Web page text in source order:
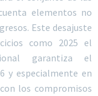
elementos no
Este desajuste
como 2025 el
garantiza el
y especialmente en
los compromisos